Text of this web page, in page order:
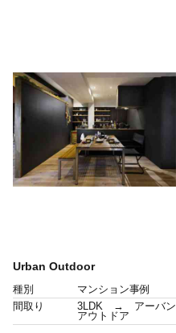
Urban Outdoor
種別
マンション事例
間取り
3LDK → アーバン
アウトドア